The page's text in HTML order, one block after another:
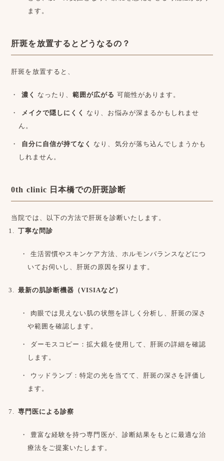
ます。
肝斑を放置するとどうなるの？
肝斑を放置すると、
濃く なったり、範囲が広がる 可能性があります。
メイクで隠しにくく
なり、お悩みが深まるかもしれませ
ん。
自分に自信が持てなく
なり、気分が落ち込んでしまうかも
しれません。
0th clinic 日本橋での肝斑診断
当院では、以下の方法で肝斑を診断いたします。
丁寧な問診
生活習慣やスキンケア方法、ホルモンバランスなどにつ
いてお伺いし、肝斑の原因を探ります。
最新の肌診断機器（VISIAなど）
肉眼では見えない肌の状態を詳しく分析し、肝斑の深さ
や範囲を確認します。
ダーモスコピー：拡大鏡を使用して、肝斑の詳細を確認
します。
ウッドランプ：特定の光を当てて、肝斑の深さを評価し
ます。
専門医による診察
豊富な経験を持つ専門医が、診断結果をもとに最適な治
療法をご提案いたします。